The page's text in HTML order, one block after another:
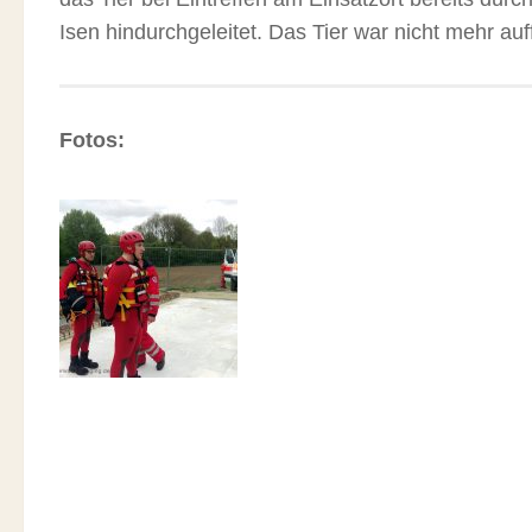
Isen hindurchgeleitet. Das Tier war nicht mehr
Fotos: